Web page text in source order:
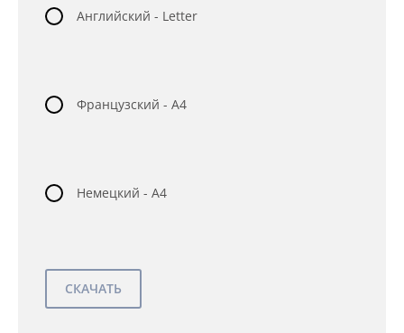
Английский - Letter
Французский - A4
Немецкий - A4